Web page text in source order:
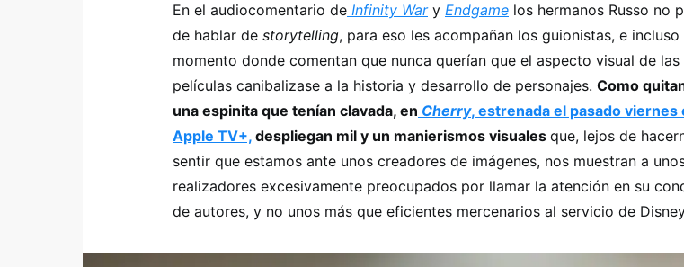
En el audiocomentario de Infinity Wary Endgame los hermanos Russo no
de hablar de storytelling, para eso les acompañan los guionistas, e incluso
momento donde comentan que nunca querían que el aspecto visual de las
películas canibalizase a la historia y desarrollo de personajes. Como
una espinita que tenían clavada, en Cherry, estrenada el pasado viernes
Apple TV+, despliegan mil y un manierismos visuales que, lejos de
sentir que estamos ante unos creadores de imágenes, nos muestran a
realizadores excesivamente preocupados por llamar la atención en su
de autores, y no unos más que eficientes mercenarios al servicio de